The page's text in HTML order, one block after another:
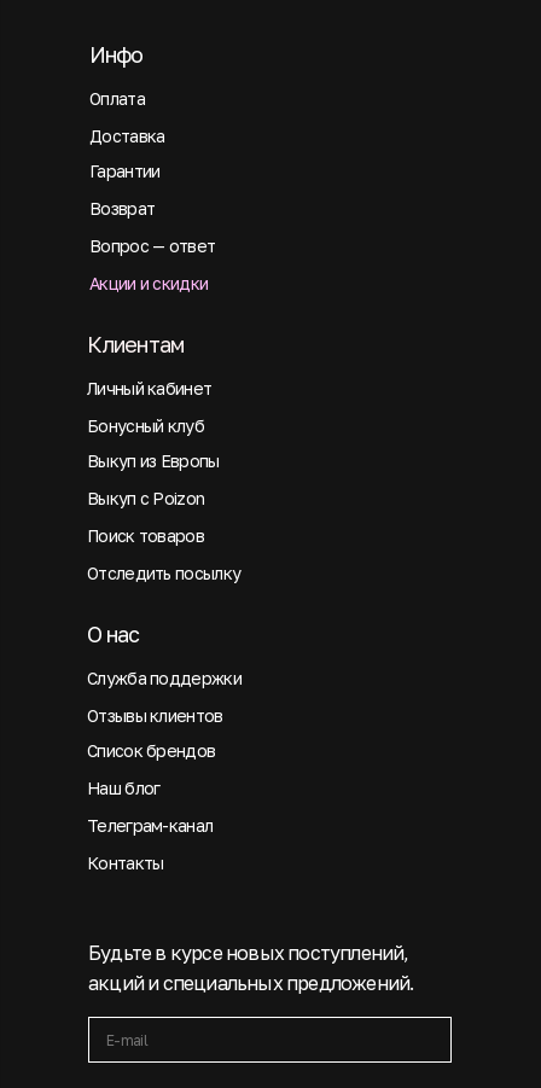
Оплата
Инфо
Будьте в курсе новых поступлений,
акций и специальных предложений.
Доставка
Гарантии
Возврат
Вопрос — ответ
Акции и скидки
Личный кабинет
Клиентам
Бонусный клуб
Выкуп из Европы
Выкуп с Poizon
Поиск товаров
Отследить посылку
Служба поддержки
О нас
Отзывы клиентов
Список брендов
Наш блог
Телеграм-канал
Контакты